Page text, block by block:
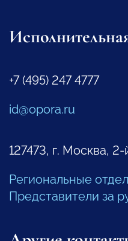
+7 (495) 247 4777
id@opora.ru
127473, г. Москва,
Региональные
Представители за